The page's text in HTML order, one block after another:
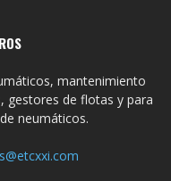
mantenimiento
gestores de flotas y para
neumáticos.